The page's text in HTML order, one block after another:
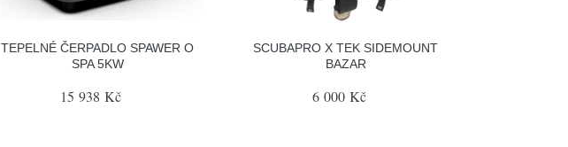
TEPELNÉ ČERPADLO SPAWER O
SPA 5KW
15 938 Kč
SCUBAPRO X TEK SIDEMOUNT
BAZAR
6 000 Kč